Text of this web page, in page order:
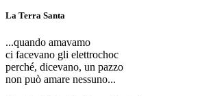
La Terra Santa
...quando amavamo
ci facevano gli elettrochoc
perché, dicevano, un pazzo
non può amare nessuno...